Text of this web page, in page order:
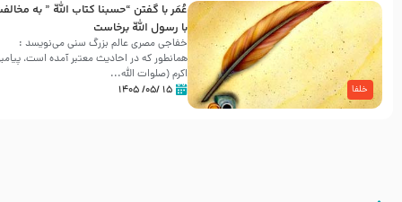
خلفا
عُمَر با گفتن “حسبنا كتاب اللّه ” به
با رسول اللّه برخاست
خفاجی مصری عالم بزرگ سنی می‌نویسد :
همانطور که در احادیث معتبر آمده است،
اکرم (صلوات اللّه...
۱۵ /۰۵/ ۱۴۰۵